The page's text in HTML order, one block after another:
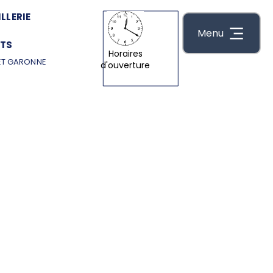
Menu
GARONNE
Horaires
d'ouverture